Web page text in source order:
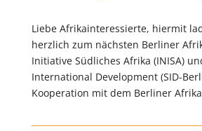
Liebe Afrikainteressierte, hiermit
herzlich zum nächsten Berliner
Initiative Südliches Afrika (INISA)
International Development (SID-
Kooperation mit dem Berliner